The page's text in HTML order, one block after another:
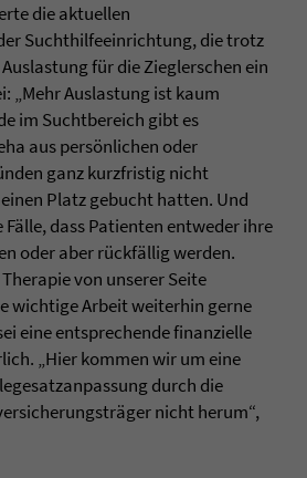
die aktuellen
Suchthilfeeinrichtung, die trotz
für die Zieglerschen ein
„Mehr Auslastung ist kaum
im Suchtbereich gibt es
aus persönlichen oder
ganz kurzfristig nicht
Platz gebucht hatten. Und
dass Patienten entweder ihre
oder aber rückfällig werden.
von unserer Seite
wichtige Arbeit weiterhin gerne
eine entsprechende finanzielle
„Hier kommen wir um eine
durch die
nicht herum“,